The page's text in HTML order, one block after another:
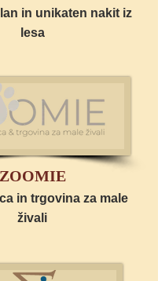
in unikaten nakit iz
lesa
ZOOMIE
in trgovina za male
živali